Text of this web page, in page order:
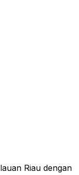
Riau dengan